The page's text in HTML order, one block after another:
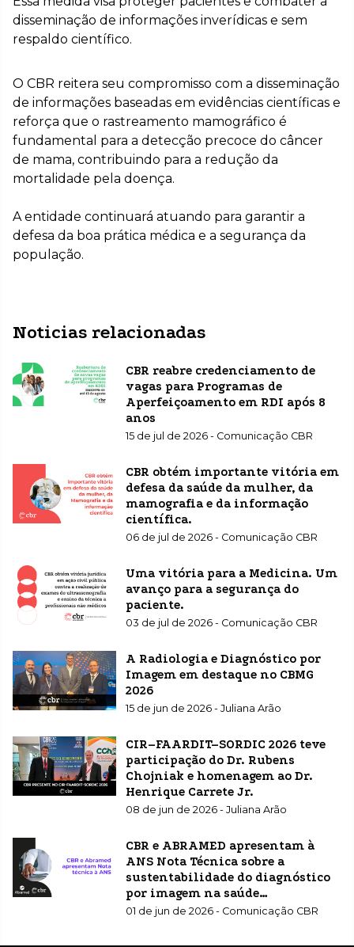
disseminação de informações inverídicas e sem
respaldo científico.
O CBR reitera seu compromisso com a disseminação
de informações baseadas em evidências científicas e
reforça que o rastreamento mamográfico é
fundamental para a detecção precoce do câncer
de mama, contribuindo para a redução da
mortalidade pela doença.
A entidade continuará atuando para garantir a
defesa da boa prática médica e a segurança da
população.
Noticias relacionadas
CBR reabre credenciamento de
vagas para Programas de
Aperfeiçoamento em RDI após 8
anos
15 de jul de 2026 - Comunicação CBR
CBR obtém importante vitória em
defesa da saúde da mulher, da
mamografia e da informação
científica.
06 de jul de 2026 - Comunicação CBR
Uma vitória para a Medicina. Um
avanço para a segurança do
paciente.
03 de jul de 2026 - Comunicação CBR
A Radiologia e Diagnóstico por
Imagem em destaque no CBMG
2026
15 de jun de 2026 - Juliana Arão
CIR–FAARDIT–SORDIC 2026 teve
participação do Dr. Rubens
Chojniak e homenagem ao Dr.
Henrique Carrete Jr.
08 de jun de 2026 - Juliana Arão
CBR e ABRAMED apresentam à
ANS Nota Técnica sobre a
sustentabilidade do diagnóstico
por imagem na saúde
suplementar
01 de jun de 2026 - Comunicação CBR